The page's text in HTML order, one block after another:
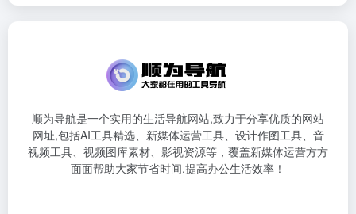
顺为导航是一个实用的生活导航网站,致力于分享优质的网站
网址,包括AI工具精选、新媒体运营工具、设计作图工具、音
视频工具、视频图库素材、影视资源等，覆盖新媒体运营方方
面面帮助大家节省时间,提高办公生活效率！